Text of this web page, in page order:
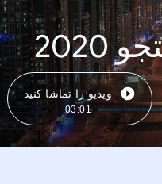
ویدیو را تماشا کنید
03:01